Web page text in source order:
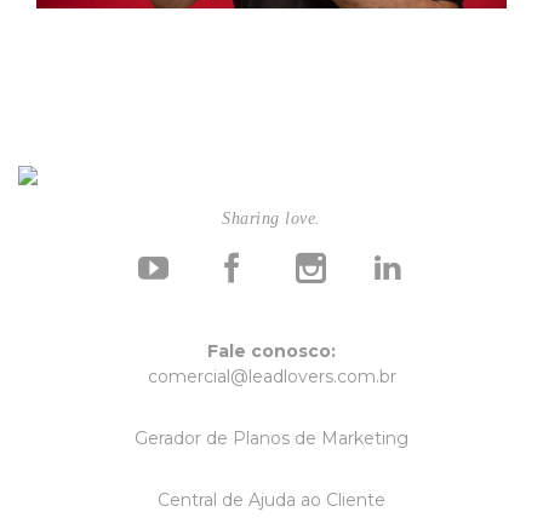
Sharing love.
Fale conosco:
comercial@leadlovers.com.br
Gerador de Planos de Marketing
Central de Ajuda ao Cliente